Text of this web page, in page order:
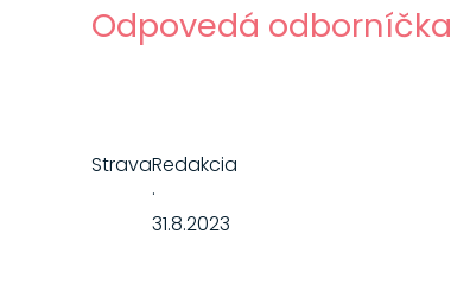
Odpovedá odborníčka
StravaRedakcia
·
31.8.2023